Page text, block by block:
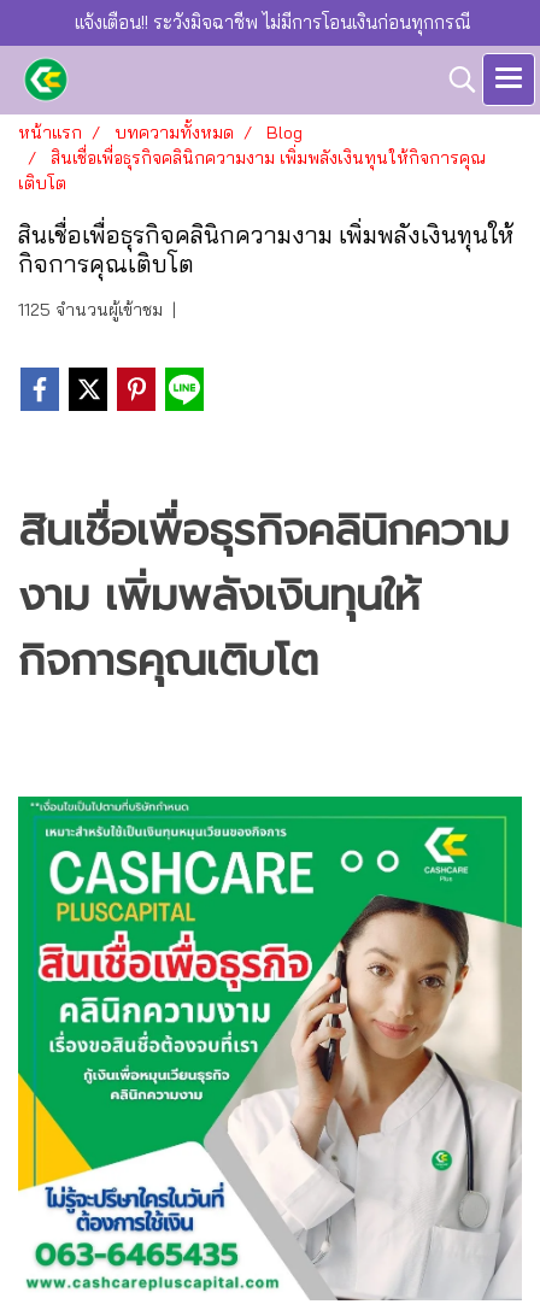
แจ้งเตือน!! ระวังมิจฉาชีพ ไม่มีการโอนเงินก่อนทุกกรณี
หน้าแรก บทความทั้งหมด
Blog
สินเชื่อเพื่อธุรกิจคลินิกความงาม เพิ่มพลังเงินทุนให้กิจการคุณ
เติบโต
สินเชื่อเพื่อธุรกิจคลินิกความงาม เพิ่มพลังเงินทุนให้
กิจการคุณเติบโต
1125 จำนวนผู้เข้าชม |
สินเชื่อเพื่อธุรกิจคลินิกความ
งาม เพิ่มพลังเงินทุนให้
กิจการคุณเติบโต